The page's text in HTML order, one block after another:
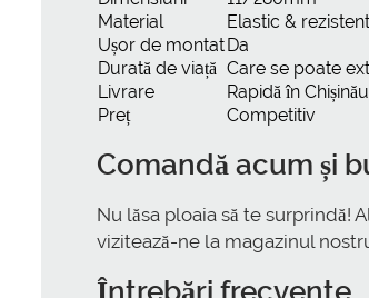
Material
Elastic & rezistent
Ușor de montat Da
Durată de viață Care se poate
Livrare
Rapidă în Chișinău
Preț
Competitiv
Comandă acum și
Nu lăsa ploaia să te surprindă!
vizitează-ne la magazinul
Întrebări frecvente